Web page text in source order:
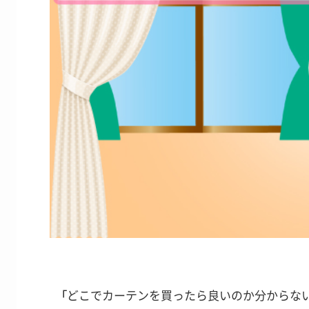
「どこでカーテンを買ったら良いのか分からな